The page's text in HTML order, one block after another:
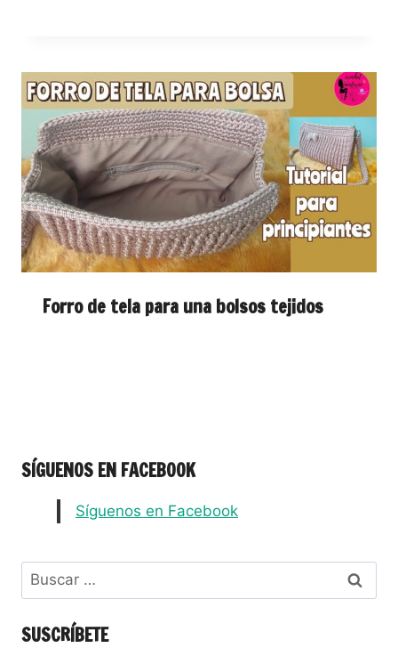
Forro de tela para una bolsos tejidos
SÍGUENOS EN FACEBOOK
Síguenos en Facebook
SUSCRÍBETE